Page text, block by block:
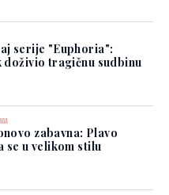
serije "Euphoria":
doživio tragičnu sudbinu
zabavna: Plavo
se u velikom stilu